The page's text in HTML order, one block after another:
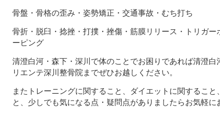
骨盤・骨格の歪み・姿勢矯正・交通事故・むち打ち
骨折・脱臼・捻挫・打撲・挫傷・筋膜リリース・トリガー
ーピング
清澄白河・森下・深川で体のことでお困りであれば清澄
リエンテ深川整骨院までぜひお越しください。
またトレーニングに関すること、ダイエットに関するこ
と、少しでも気になる点・疑問点がありましたらお気軽に